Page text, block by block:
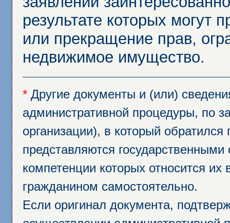
результате которых могут
или прекращение прав,
недвижимое имущество.
* Другие документы и (или)
административной процедуры, по
организации), в который
представляются
компетенции которых относится
гражданином самостоятельно.
Если оригинал документа,